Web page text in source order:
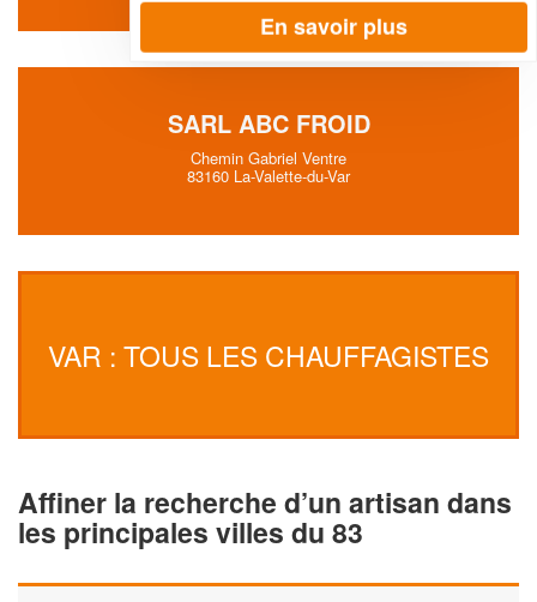
SARL ABC FROID
Chemin Gabriel Ventre
83160 La-Valette-du-Var
VAR : TOUS LES CHAUFFAGISTES
Affiner la recherche d’un artisan dans
les principales villes du 83
En savoir plus